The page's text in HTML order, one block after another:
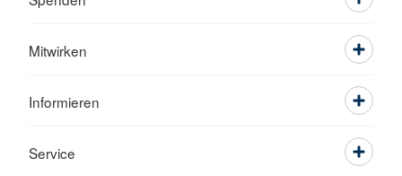
Mitwirken
Informieren
Service